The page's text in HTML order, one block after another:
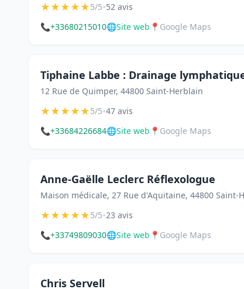
★★★★★5/5•52 avis
📞+33680215010🌐Site web 📍 Google Maps
Tiphaine Labbe : Drainage
12 Rue de Quimper, 44800 Saint-Herblain
★★★★★5/5•47 avis
📞+33684226684🌐Site web 📍 Google Maps
Anne-Gaëlle Leclerc Réflexologue
Maison médicale, 27 Rue d'Aquitaine, 44800 Saint-
★★★★★5/5•23 avis
📞+33749809030🌐Site web 📍 Google Maps
Chris Servell